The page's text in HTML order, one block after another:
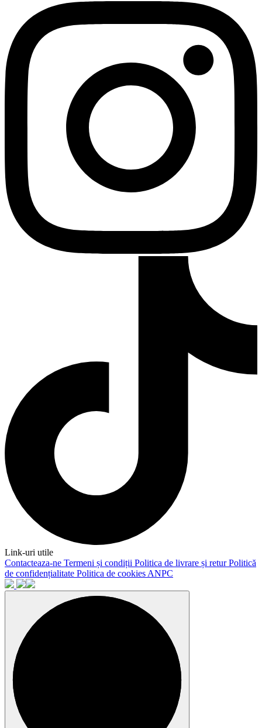
Link-uri utile
Contacteaza-ne Termeni și condiții Politica de livrare și returPolitică
de confidențialitate Politica de cookies ANPC